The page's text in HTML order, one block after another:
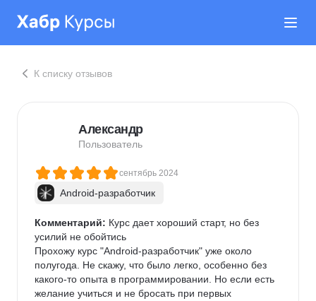
К списку отзывов
Александр
Пользователь
сентябрь 2024
Android-разработчик
Комментарий: Курс дает хороший старт, но без
усилий не обойтись
Прохожу курс "Android-разработчик" уже около
полугода. Не скажу, что было легко, особенно без
какого-то опыта в программировании. Но если есть
желание учиться и не бросать при первых